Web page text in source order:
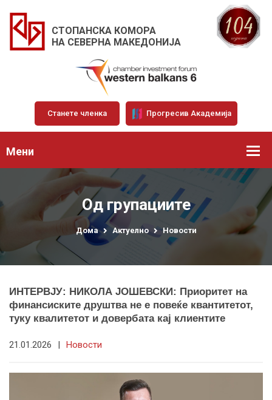
СТОПАНСКА КОМОРА
НА СЕВЕРНА МАКЕДОНИЈА
Станете членка Прогресив Академија
Мени
Од групациите
Дома Актуелно Новости
ИНТЕРВЈУ: НИКОЛА ЈОШЕВСКИ: Приоритет на
финансиските друштва не е повеќе квантитетот,
туку квалитетот и довербата кај клиентите
21.01.2026 | Новости